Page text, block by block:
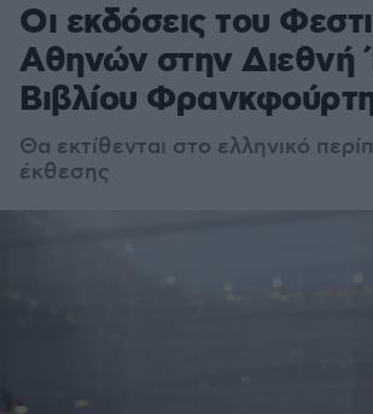
Οι εκδόσεις του
Αθηνών στην Διεθνή
Βιβλίου
Θα εκτίθενται στο ελληνικό
έκθεσης